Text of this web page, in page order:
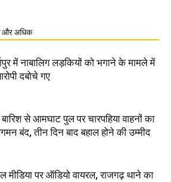
अधिक
में नाबालिग लड़कियों को भगाने के मामले में
दबोचे गए
बारिश से आमघाट पुल पर चारपहिया वाहनों का
बंद, तीन दिन बाद बहाल होने की उम्मीद
मीडिया पर ऑडियो वायरल, राजगढ़ थाने का